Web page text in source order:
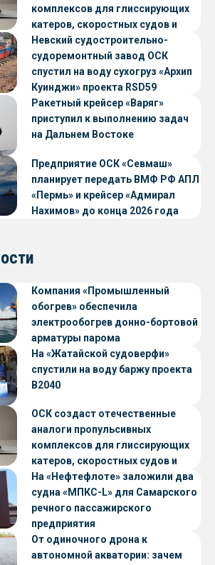
комплексов для глиссирующих
катеров, скоростных судов и
судов с малой осадкой
Невский судостроительно-
судоремонтный завод ОСК
спустил на воду сухогруз «Архип
Куинджи» проекта RSD59
Ракетный крейсер «Варяг»
приступил к выполнению задач
на Дальнем Востоке
Предприятие ОСК «Севмаш»
планирует передать ВМФ РФ АПЛ
«Пермь» и крейсер «Адмирал
Нахимов» до конца 2026 года
Компания «Промышленный
обогрев» обеспечила
электрообогрев донно-бортовой
арматуры парома
«Петропавловск» проекта CNF22
На «Жатайской судоверфи»
спустили на воду баржу проекта
В2040
ОСК создаст отечественные
аналоги пропульсивных
комплексов для глиссирующих
катеров, скоростных судов и
судов с малой осадкой
На «Нефтефлоте» заложили два
судна «МПКС-L» для Самарского
речного пассажирского
предприятия
От одиночного дрона к
автономной акватории: зачем